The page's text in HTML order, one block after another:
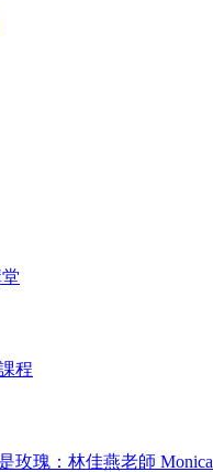
程
玫瑰：林佳燕老師 Monica